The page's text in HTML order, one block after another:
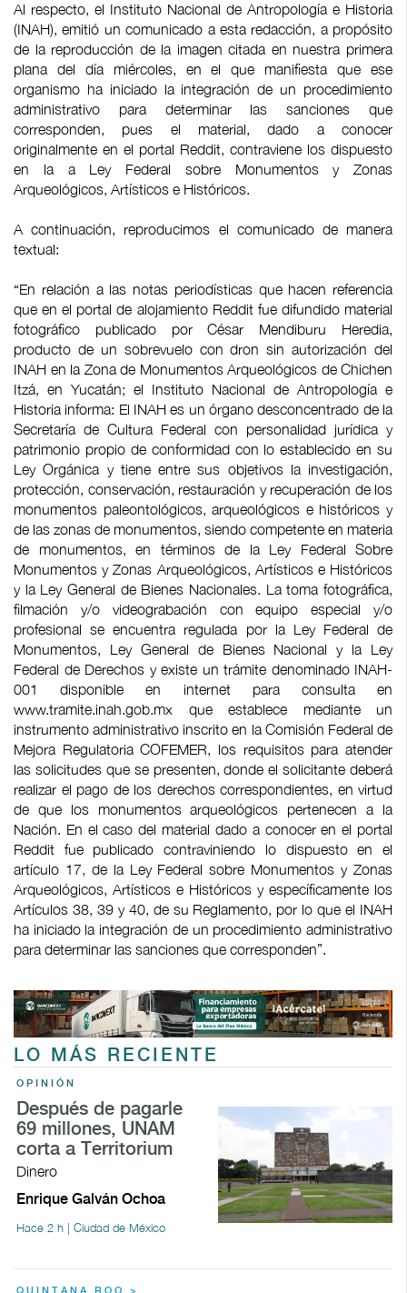
Al respecto, el Instituto Nacional de Antropología e Historia
(INAH), emitió un comunicado a esta redacción, a propósito
de la reproducción de la imagen citada en nuestra primera
plana del día miércoles, en el que manifiesta que ese
organismo ha iniciado la integración de un procedimiento
administrativo para determinar las sanciones que
corresponden, pues el material, dado a conocer
originalmente en el portal Reddit, contraviene los dispuesto
en la a Ley Federal sobre Monumentos y Zonas
Arqueológicos, Artísticos e Históricos.
A continuación, reproducimos el comunicado de manera
textual:
“En relación a las notas periodísticas que hacen referencia
que en el portal de alojamiento Reddit fue difundido material
fotográfico publicado por César Mendiburu Heredia,
producto de un sobrevuelo con dron sin autorización del
INAH en la Zona de Monumentos Arqueológicos de Chichen
Itzá, en Yucatán; el Instituto Nacional de Antropología e
Historia informa: El INAH es un órgano desconcentrado de la
Secretaría de Cultura Federal con personalidad jurídica y
patrimonio propio de conformidad con lo establecido en su
Ley Orgánica y tiene entre sus objetivos la investigación,
protección, conservación, restauración y recuperación de los
monumentos paleontológicos, arqueológicos e históricos y
de las zonas de monumentos, siendo competente en materia
de monumentos, en términos de la Ley Federal Sobre
Monumentos y Zonas Arqueológicos, Artísticos e Históricos
y la Ley General de Bienes Nacionales. La toma fotográfica,
filmación y/o videograbación con equipo especial y/o
profesional se encuentra regulada por la Ley Federal de
Monumentos, Ley General de Bienes Nacional y la Ley
Federal de Derechos y existe un trámite denominado INAH-
001 disponible en internet para consulta en
www.tramite.inah.gob.mx que establece mediante un
instrumento administrativo inscrito en la Comisión Federal de
Mejora Regulatoria COFEMER, los requisitos para atender
las solicitudes que se presenten, donde el solicitante deberá
realizar el pago de los derechos correspondientes, en virtud
de que los monumentos arqueológicos pertenecen a la
Nación. En el caso del material dado a conocer en el portal
Reddit fue publicado contraviniendo lo dispuesto en el
artículo 17, de la Ley Federal sobre Monumentos y Zonas
Arqueológicos, Artísticos e Históricos y específicamente los
Artículos 38, 39 y 40, de su Reglamento, por lo que el INAH
ha iniciado la integración de un procedimiento administrativo
para determinar las sanciones que corresponden”.
LO MÁS RECIENTE
OPINIÓN
Después de pagarle
69 millones, UNAM
corta a Territorium
Dinero
Enrique Galván Ochoa
Hace 2 h | Ciudad de México
QUINTANA ROO >